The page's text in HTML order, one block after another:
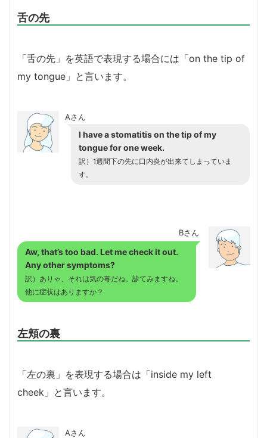
舌の先
「舌の先」を英語で表現する場合には「on the tip of
my tongue」と言います。
Aさん
I have a stomatitis on the tip of my
tongue for one week.
訳）1週間下の先に口内炎が出来てしまっていま
す。
Bさん
Aw, that’s too bad. Let me check it out.
Any other symptoms?
訳）ありゃ、それは気の毒だね。診てみますね。
他に症状はありますか？
左頬の裏
「左の裏」を表現する場合は「inside my left
cheek」と言います。
Aさん